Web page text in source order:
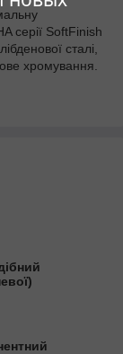
серії SoftFinish
сталі,
хромування.